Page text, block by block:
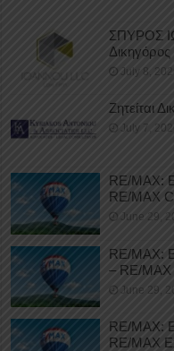
ΣΠΥΡΟΣ
Δικηγόρος
July 8,
Ζητείται
July 7,
RE/MAX:
RE/MAX
June 29,
RE/MAX:
– RE/MAX
June 29,
RE/MAX:
RE/MAX